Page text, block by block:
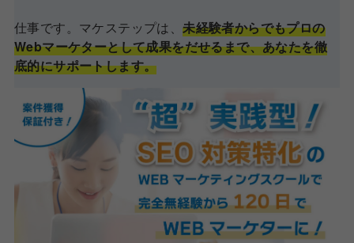
仕事です。マケステップは、未経験者からでもプロの
Webマーケターとして成果をだせるまで、あなたを徹
底的にサポートします。